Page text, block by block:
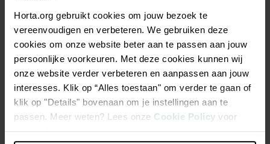
Horta.org gebruikt cookies om jouw bezoek te
vereenvoudigen en verbeteren. We gebruiken deze
cookies om onze website beter aan te passen aan jouw
persoonlijke voorkeuren. Met deze cookies kunnen wij
onze website verder verbeteren en aanpassen aan jouw
interesses. Klik op “Alles toestaan" om verder te gaan of
klik op "Details" bovenaan om je instellingen aan te
passen. Meer weten? Lees onze Cookie Policy voor
meer informatie.
Agrafes métalliques pour fixation au sol - Ø3 mm - H14 x 3
cm - 10 x
Acier galvanisé
Facile à utiliser
Utilisation polyvalente pour montage dans le sol